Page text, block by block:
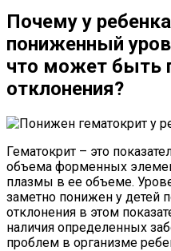
Почему у
пониженный
что может быть
отклонения?
Гематокрит – это
объема форменных
плазмы в ее объеме.
заметно понижен у детей
отклонения в этом
наличия определенных
проблем в организме